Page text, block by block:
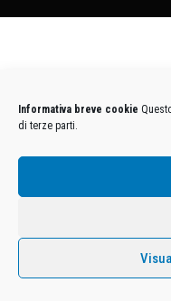
Informativa breve cookie
di terze parti.